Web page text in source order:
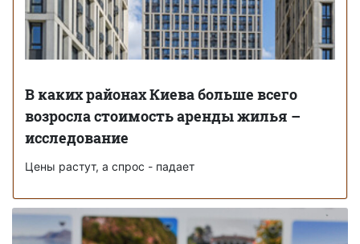
В каких районах Киева больше всего
возросла стоимость аренды жилья –
исследование
Цены растут, а спрос - падает